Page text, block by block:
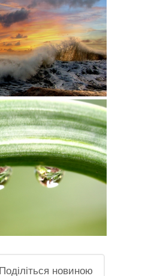
Поділіться новиною